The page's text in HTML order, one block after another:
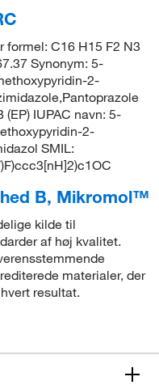
C16 H15 F2 N3
Synonym: 5-
2-
IUPAC navn: 5-
2-
SMIL:
B, Mikromol™
kilde til
af høj kvalitet.
materialer, der
resultat.